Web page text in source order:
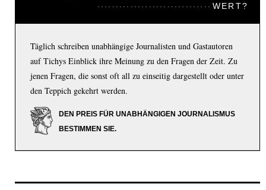
WERT?
Täglich schreiben unabhängige Journalisten und Gastautoren
auf Tichys Einblick ihre Meinung zu den Fragen der Zeit. Zu
jenen Fragen, die sonst oft all zu einseitig dargestellt oder unter
den Teppich gekehrt werden.
DEN PREIS FÜR UNABHÄNGIGEN JOURNALISMUS
BESTIMMEN SIE.